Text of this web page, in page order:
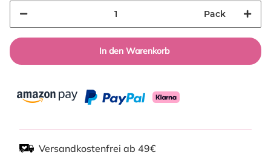
Pack
In den Warenkorb
Versandkostenfrei ab 49€